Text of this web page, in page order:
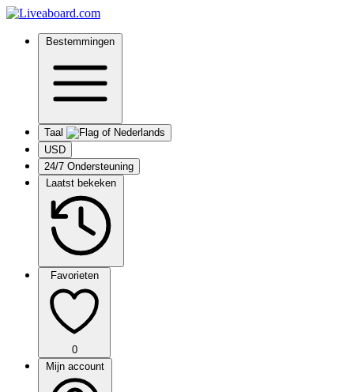
Bestemmingen
Taal
USD
24/7 Ondersteuning
Laatst bekeken
Favorieten
0
Mijn account